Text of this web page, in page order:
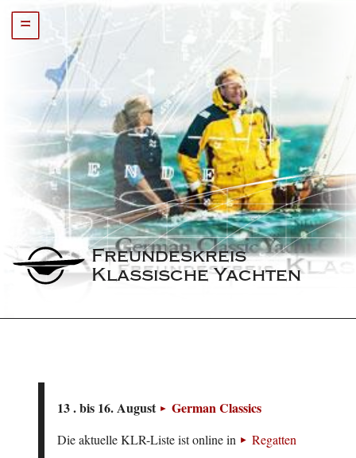
=
Freundeskreis
Klassische Yachten
13 . bis 16. August German Classics
Die aktuelle KLR-Liste ist online in
Regatten